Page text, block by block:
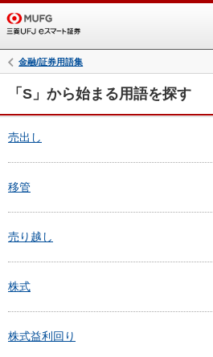
金融/証券用語集
「S」から始まる用語を探す
売出し
移管
売り越し
株式
株式益利回り